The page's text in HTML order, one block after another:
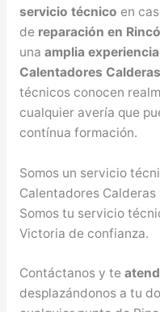
servicio técnico en
de reparación en
una amplia experiencia
Calentadores
técnicos conocen
cualquier avería que
contínua formación.
Somos un servicio
Calentadores
Somos tu servicio
Victoria de confianza.
Contáctanos y te
desplazándonos a tu